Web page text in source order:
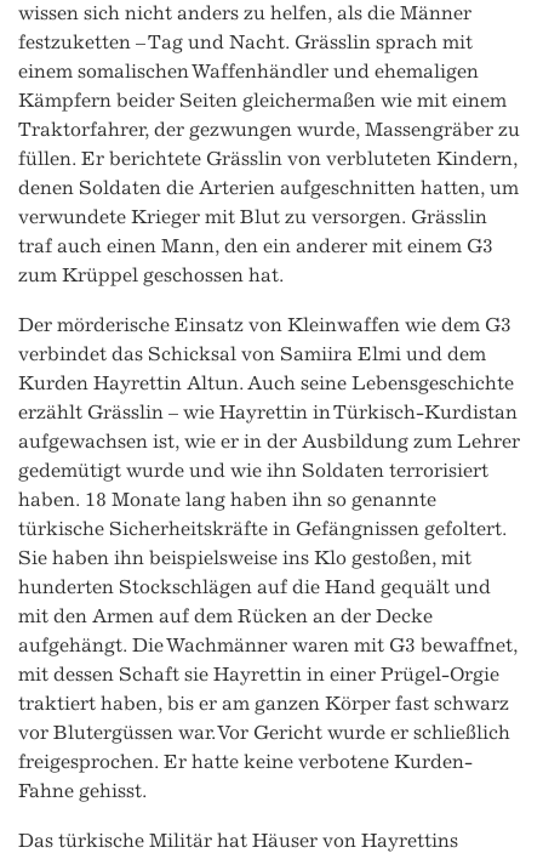
wissen sich nicht anders zu helfen, als die Männer
festzuketten – Tag und Nacht. Grässlin sprach mit
einem somalischen Waffenhändler und ehemaligen
Kämpfern beider Seiten gleichermaßen wie mit einem
Traktorfahrer, der gezwungen wurde, Massengräber zu
füllen. Er berichtete Grässlin von verbluteten Kindern,
denen Soldaten die Arterien aufgeschnitten hatten, um
verwundete Krieger mit Blut zu versorgen. Grässlin
traf auch einen Mann, den ein anderer mit einem G3
zum Krüppel geschossen hat.
Der mörderische Einsatz von Kleinwaffen wie dem G3
verbindet das Schicksal von Samiira Elmi und dem
Kurden Hayrettin Altun. Auch seine Lebensgeschichte
erzählt Grässlin – wie Hayrettin in Türkisch-Kurdistan
aufgewachsen ist, wie er in der Ausbildung zum Lehrer
gedemütigt wurde und wie ihn Soldaten terrorisiert
haben. 18 Monate lang haben ihn so genannte
türkische Sicherheitskräfte in Gefängnissen gefoltert.
Sie haben ihn beispielsweise ins Klo gestoßen, mit
hunderten Stockschlägen auf die Hand gequält und
mit den Armen auf dem Rücken an der Decke
aufgehängt. Die Wachmänner waren mit G3 bewaffnet,
mit dessen Schaft sie Hayrettin in einer Prügel-Orgie
traktiert haben, bis er am ganzen Körper fast schwarz
vor Blutergüssen war. Vor Gericht wurde er schließlich
freigesprochen. Er hatte keine verbotene Kurden-
Fahne gehisst.
Das türkische Militär hat Häuser von Hayrettins